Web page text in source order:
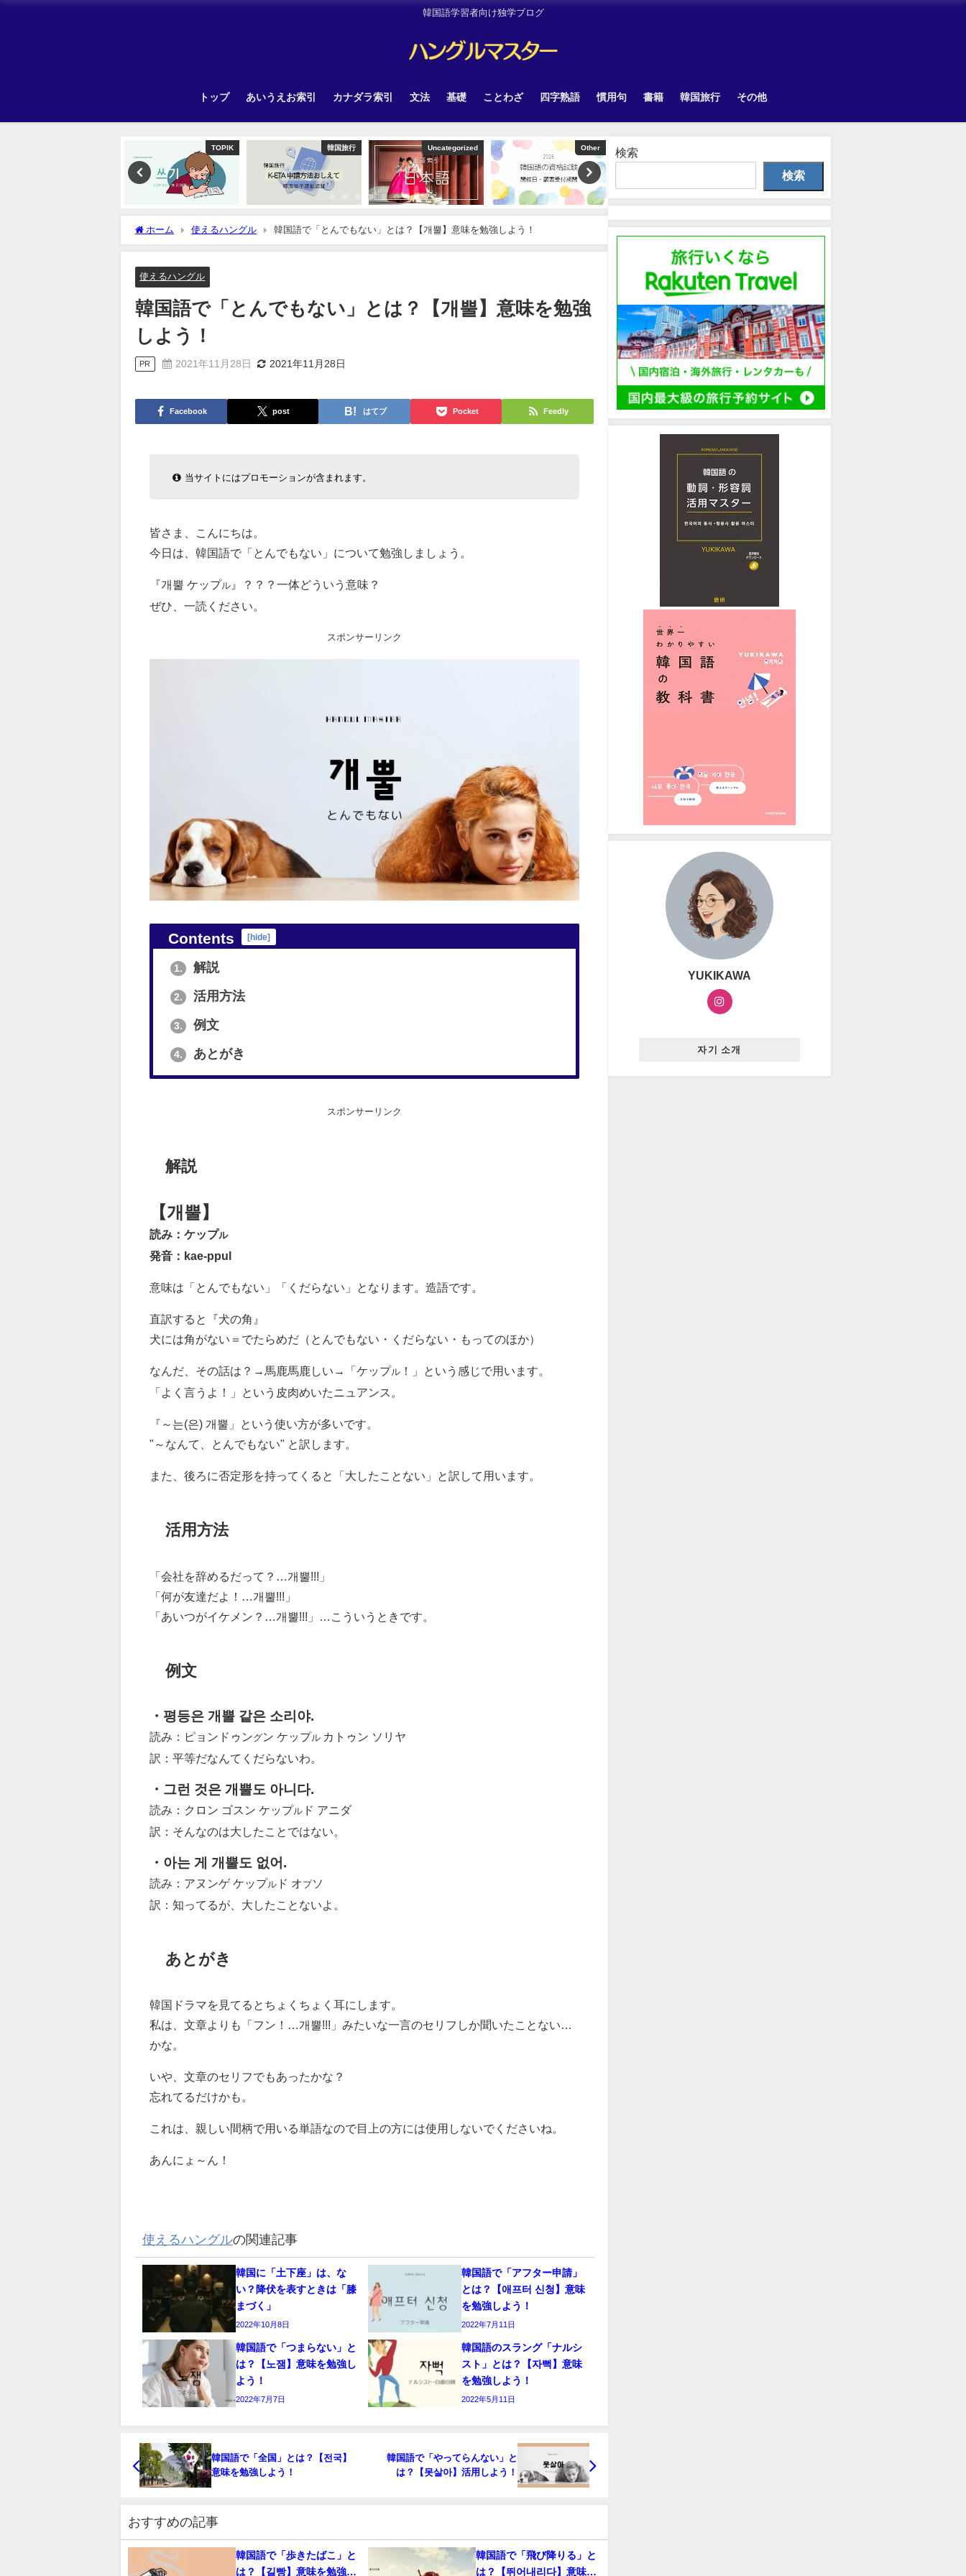
韓国語学習者向け独学ブログ
トップ あいうえお索引 カナダラ索引 文法 基礎 ことわざ 四字熟語 慣用句 書籍 韓国旅行 その他
TOPIK 韓国旅行 Uncategorized Other
ホーム 使えるハングル 韓国語で「とんでもない」とは？【개뿔】意味を勉強しよう！
使えるハングル
韓国語で「とんでもない」とは？【개뿔】意味を勉強
しよう！
PR 2021年11月28日 2021年11月28日
Facebook post はてブ Pocket Feedly
当サイトにはプロモーションが含まれます。
皆さま、こんにちは。
今日は、韓国語で「とんでもない」について勉強しましょう。
『개뿔 ケップル 』？？？一体どういう意味？
ぜひ、一読ください。
スポンサーリンク
Contents [hide]
1. 解説
2. 活用方法
3. 例文
4. あとがき
スポンサーリンク
解説
【개뿔】
読み：ケップル
発音：kae-ppul
意味は「とんでもない」「くだらない」となります。造語です。
直訳すると『犬の角』
犬には角がない＝でたらめだ（とんでもない・くだらない・もってのほか）
なんだ、その話は？→馬鹿馬鹿しい→「ケップル ！」という感じで用います。
「よく言うよ！」という皮肉めいたニュアンス。
『～는(은) 개뿔」という使い方が多いです。
"～なんて、とんでもない" と訳します。
また、後ろに否定形を持ってくると「大したことない」と訳して用います。
活用方法
「会社を辞めるだって？…개뿔!!!」
「何が友達だよ！…개뿔!!!」
「あいつがイケメン？…개뿔!!!」…こういうときです。
例文
・평등은 개뿔 같은 소리야.
読み：ピョンドゥングン ケップル カトゥン ソリヤ
訳：平等だなんてくだらないわ。
・그런 것은 개뿔도 아니다.
読み：クロン ゴスン ケップル ド アニダ
訳：そんなのは大したことではない。
・아는 게 개뿔도 없어.
読み：アヌンゲ ケップル ド オプソ
訳：知ってるが、大したことないよ。
あとがき
韓国ドラマを見てるとちょくちょく耳にします。
私は、文章よりも「フン！…개뿔!!!」みたいな一言のセリフしか聞いたことない…
かな。
いや、文章のセリフでもあったかな？
忘れてるだけかも。
これは、親しい間柄で用いる単語なので目上の方には使用しないでくださいね。
あんにょ～ん！
使えるハングルの関連記事
韓国に「土下座」は、な
い？降伏を表すときは「膝
まづく」
2022年10月8日
韓国語で「アフター申請」
とは？【애프터 신청】意味
を勉強しよう！
2022年7月11日
韓国語で「つまらない」と
は？【노잼】意味を勉強し
よう！
2022年7月7日
韓国語のスラング「ナルシ
スト」とは？【자뻑】意味
を勉強しよう！
2022年5月11日
韓国語で「全国」とは？【전국】
意味を勉強しよう！
韓国語で「やってらんない」と
は？【못살아】活用しよう！
おすすめの記事
韓国語で「歩きたばこ」と
は？【길빵】意味を勉強し
韓国語で「飛び降りる」と
は？【뛰어내리다】意味を
検索
検索
YUKIKAWA
자기 소개